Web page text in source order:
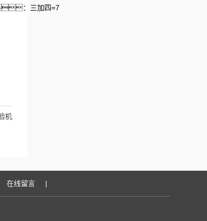
：三加四=7
机
在线留言 |